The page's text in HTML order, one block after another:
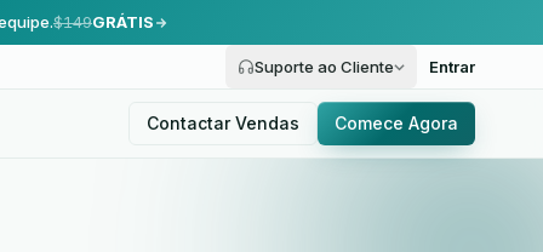
$149GRÁTIS
Suporte ao Cliente Entrar
Contactar Vendas Comece Agora